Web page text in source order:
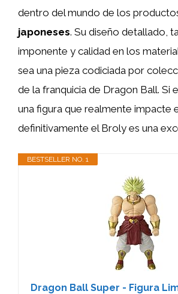
dentro del mundo de los
japoneses. Su diseño detallado,
imponente y calidad en los
sea una pieza codiciada por
de la franquicia de Dragon Ball. Si
una figura que realmente impacte
definitivamente el Broly es una
BESTSELLER NO. 1
Dragon Ball Super - Figura